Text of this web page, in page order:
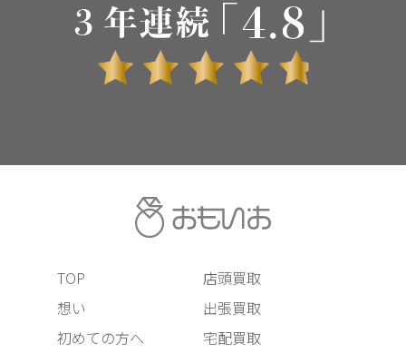
TOP
想い
初めての方へ
店頭買取
出張買取
宅配買取